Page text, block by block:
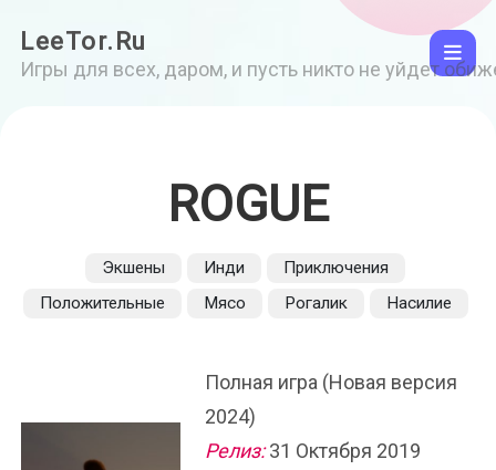
LeeTor.Ru
Игры для всех, даром, и пусть никто не уйдет
ROGUE
Экшены Инди
Приключения
Положительные
Мясо Рогалик Насилие
Полная игра (Новая версия
2024)
Релиз:31 Октября 2019